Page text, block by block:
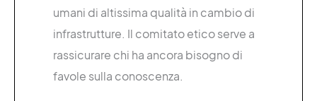
umani di altissima qualità in cambio di
infrastrutture. Il comitato etico serve a
rassicurare chi ha ancora bisogno di
favole sulla conoscenza.